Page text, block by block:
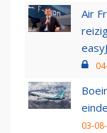
Air
03-